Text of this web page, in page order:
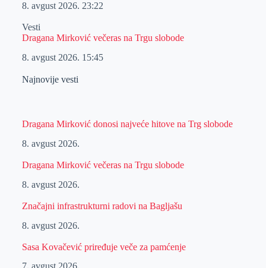
8. avgust 2026. 23:22
Vesti
Dragana Mirković večeras na Trgu slobode
8. avgust 2026. 15:45
Najnovije vesti
Dragana Mirković donosi najveće hitove na Trg slobode
8. avgust 2026.
Dragana Mirković večeras na Trgu slobode
8. avgust 2026.
Značajni infrastrukturni radovi na Bagljašu
8. avgust 2026.
Sasa Kovačević priređuje veče za pamćenje